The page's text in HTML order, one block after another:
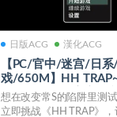
日版ACG 漢化ACG
【PC/官中/迷宫/日
戏/650M】HH
陷阱~ STEAM官方中
+日系2DRPG游戏
想在改变常S的陷阱里测
立即挑战《HH TRAP》，